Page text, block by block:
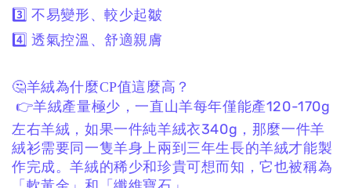
3️⃣ 不易變形、較少起皺
4️⃣ 透氣控溫、舒適親膚
🤔羊絨為什麼CP值這麼高？
👉羊絨產量極少，一直山羊每年僅能產120-170g
左右羊絨，如果一件純羊絨衣340g，那麼一件羊
絨衫需要同一隻羊身上兩到三年生長的羊絨才能製
作完成。羊絨的稀少和珍貴可想而知，它也被稱為